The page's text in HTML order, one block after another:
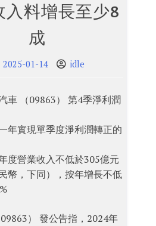
入料增長至少8
成
2025-01-14 idle
車 （09863） 第4季淨利潤
年實現單季度淨利潤轉正的
度營業收入不低於305億元
民幣，下同），按年增長不低
） 發公告指，2024年